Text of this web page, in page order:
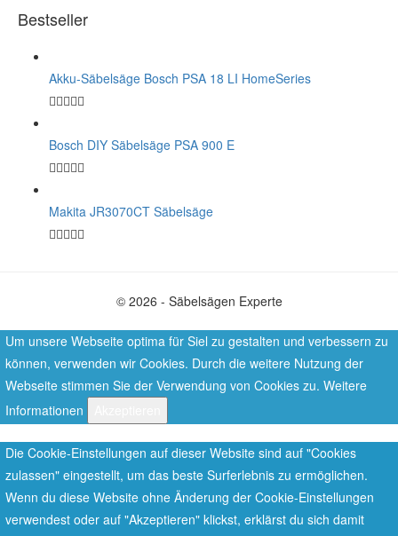
Bestseller
Akku-Säbelsäge Bosch PSA 18 LI HomeSeries
Bosch DIY Säbelsäge PSA 900 E
Makita JR3070CT Säbelsäge
© 2026 - Säbelsägen Experte
Um unsere Webseite optima für Siel zu gestalten und verbessern zu
können, verwenden wir Cookies. Durch die weitere Nutzung der
Webseite stimmen Sie der Verwendung von Cookies zu. Weitere
Informationen
Die Cookie-Einstellungen auf dieser Website sind auf "Cookies
zulassen" eingestellt, um das beste Surferlebnis zu ermöglichen.
Wenn du diese Website ohne Änderung der Cookie-Einstellungen
verwendest oder auf "Akzeptieren" klickst, erklärst du sich damit